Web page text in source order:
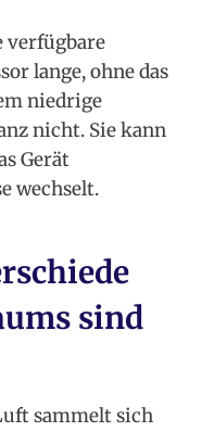
verfügbare
lange, ohne das
niedrige
nicht. Sie kann
Gerät
wechselt.
sind
sammelt sich